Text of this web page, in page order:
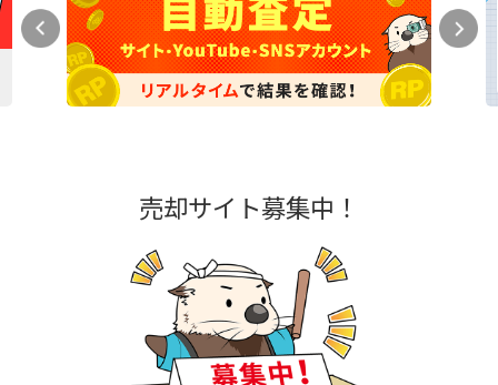
売却サイト募集中！